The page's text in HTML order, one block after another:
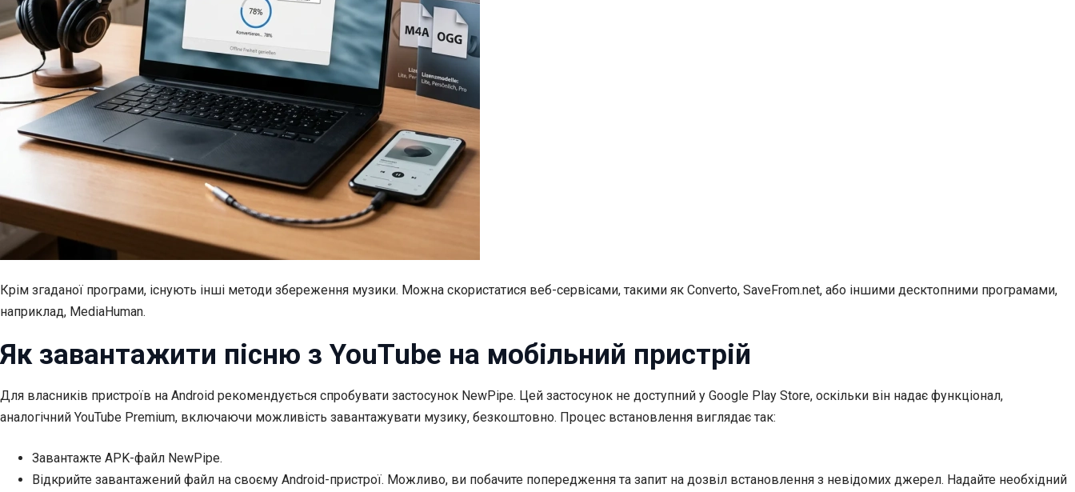
Крім згаданої програми, існують інші методи збереження музики. Можна скористатися веб-сервісами, такими як Converto, SaveFrom.net, або іншими десктопними програмами,
наприклад, MediaHuman.
Як завантажити пісню з YouTube на мобільний пристрій
Для власників пристроїв на Android рекомендується спробувати застосунок NewPipe. Цей застосунок не доступний у Google Play Store, оскільки він надає функціонал,
аналогічний YouTube Premium, включаючи можливість завантажувати музику, безкоштовно. Процес встановлення виглядає так:
Завантажте APK-файл NewPipe.
Відкрийте завантажений файл на своєму Android-пристрої. Можливо, ви побачите попередження та запит на дозвіл встановлення з невідомих джерел. Надайте необхідний